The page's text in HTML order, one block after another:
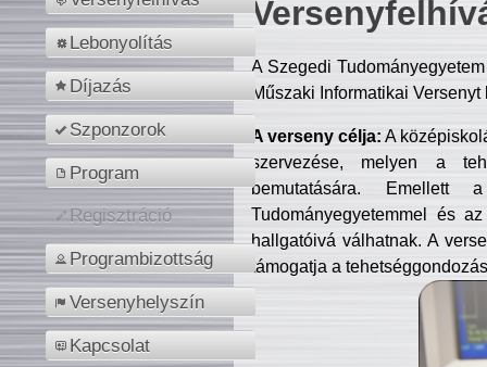
Lebonyolítás
Díjazás
Szponzorok
Program
Regisztráció
Programbizottság
Versenyhelyszín
Kapcsolat
A Szegedi
Műszaki Informatikai
A verseny célja: A
szervezése, melyen a
bemutatására. Emellett
Tudományegyetemmel és
hallgatóivá válhatnak. A
támogatja a